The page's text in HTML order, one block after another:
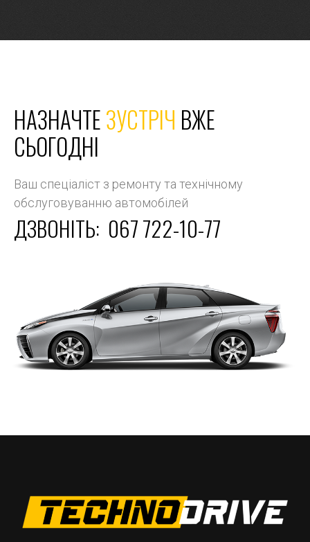
НАЗНАЧТЕЗУСТРІЧ ВЖЕ
СЬОГОДНІ
Ваш спеціаліст з ремонту та технічному
обслуговуванню автомобілей
ДЗВОНІТЬ: 067 722-10-77